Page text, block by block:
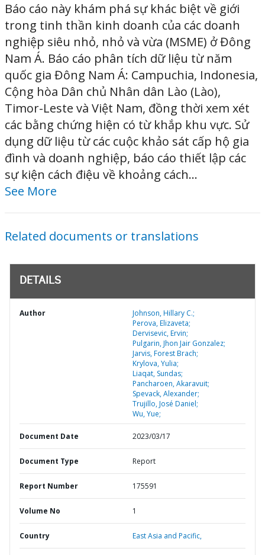
Báo cáo này khám phá sự khác biệt về giới
trong tinh thần kinh doanh của các doanh
nghiệp siêu nhỏ, nhỏ và vừa (MSME) ở Đông
Nam Á. Báo cáo phân tích dữ liệu từ năm
quốc gia Đông Nam Á: Campuchia, Indonesia,
Cộng hòa Dân chủ Nhân dân Lào (Lào),
Timor-Leste và Việt Nam, đồng thời xem xét
các bằng chứng hiện có từ khắp khu vực. Sử
dụng dữ liệu từ các cuộc khảo sát cấp hộ gia
đình và doanh nghiệp, báo cáo thiết lập các
sự kiện cách điệu về khoảng cách...
See More
Related documents or translations
DETAILS
Author
Johnson, Hillary C.;
Perova, Elizaveta;
Dervisevic, Ervin;
Pulgarin, Jhon Jair Gonzalez;
Jarvis, Forest Brach;
Krylova, Yulia;
Liaqat, Sundas;
Pancharoen, Akaravuit;
Spevack, Alexander;
Trujillo, José Daniel;
Wu, Yue;
Document Date 2023/03/17
Document Type Report
Report Number 175591
Volume No 1
Country East Asia and Pacific,